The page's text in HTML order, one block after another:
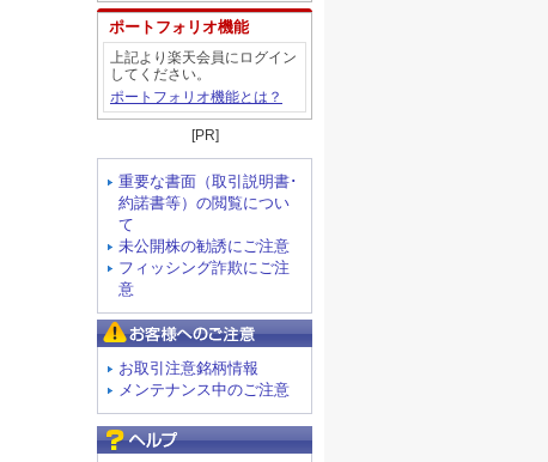
ポートフォリオ機能
上記より楽天会員にログイン
してください。
ポートフォリオ機能とは？
[PR]
重要な書面（取引説明書･
約諾書等）の閲覧につい
て
未公開株の勧誘にご注意
フィッシング詐欺にご注
意
お取引注意銘柄情報
メンテナンス中のご注意